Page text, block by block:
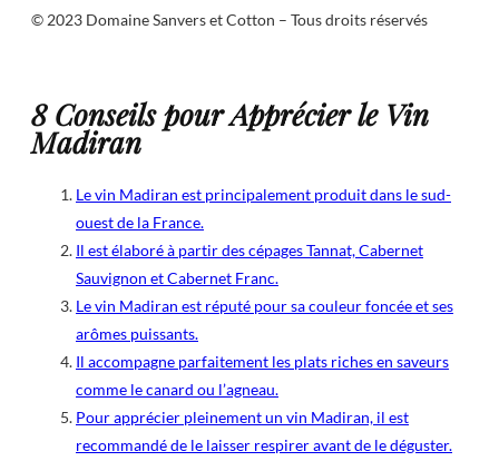
© 2023 Domaine Sanvers et Cotton – Tous droits réservés
8 Conseils pour Apprécier le Vin
Madiran
Le vin Madiran est principalement produit dans le sud-
ouest de la France.
Il est élaboré à partir des cépages Tannat, Cabernet
Sauvignon et Cabernet Franc.
Le vin Madiran est réputé pour sa couleur foncée et ses
arômes puissants.
Il accompagne parfaitement les plats riches en saveurs
comme le canard ou l’agneau.
Pour apprécier pleinement un vin Madiran, il est
recommandé de le laisser respirer avant de le déguster.